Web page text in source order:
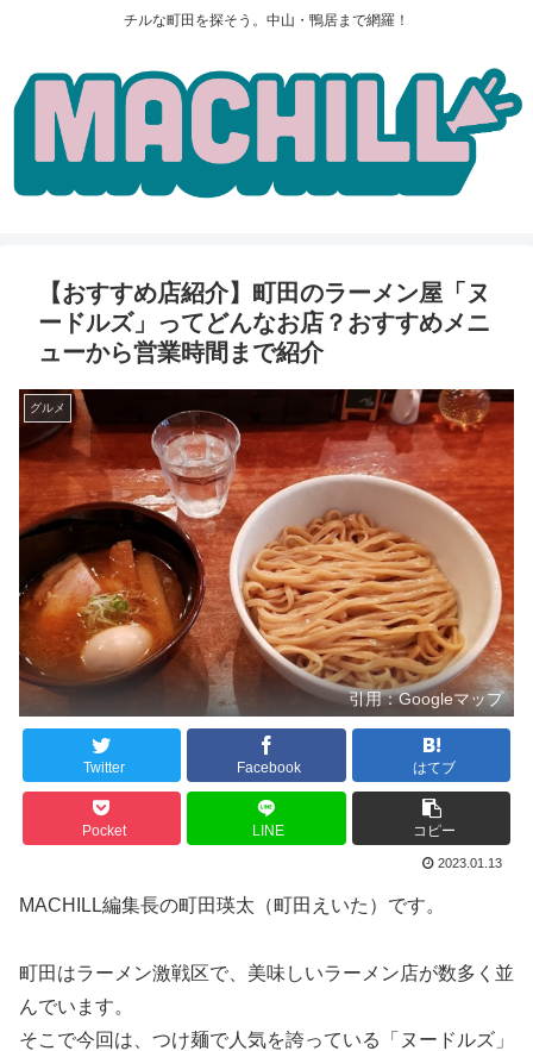
チルな町田を探そう。中山・鴨居まで網羅！
【おすすめ店紹介】町田のラーメン屋「ヌ
ードルズ」ってどんなお店？おすすめメニ
ューから営業時間まで紹介
グルメ
引用：Googleマップ
Twitter Facebook はてブ
Pocket LINE コピー
2023.01.13
MACHILL編集長の町田瑛太（町田えいた）です。
町田はラーメン激戦区で、美味しいラーメン店が数多く並
んでいます。
そこで今回は、つけ麺で人気を誇っている「ヌードルズ」